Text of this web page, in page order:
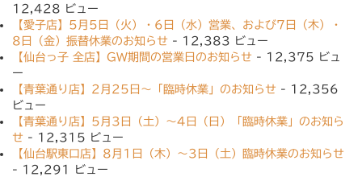
12,428 ビュー
【愛子店】5月5日（火）・6日（水）営業、および7日（木）・
8日（金）振替休業のお知らせ - 12,383 ビュー
【仙台っ子 全店】GW期間の営業日のお知らせ - 12,375 ビュ
ー
【青葉通り店】2月25日〜「臨時休業」のお知らせ - 12,356
ビュー
【青葉通り店】5月3日（土）〜4日（日）「臨時休業」のお知ら
せ - 12,315 ビュー
【仙台駅東口店】8月1日（木）〜3日（土）臨時休業のお知らせ
- 12,291 ビュー